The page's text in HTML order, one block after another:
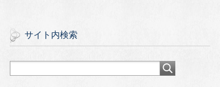
サイト内検索